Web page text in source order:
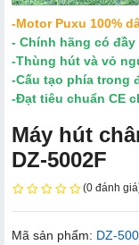
-Motor Puxu 100%
- Chính hãng có đầy
-Thùng hút và vỏ
-Cấu tạo phía trong
-Đạt tiêu chuẩn CE
Máy hút
DZ-5002F
(0 đánh
Mã sản phẩm: DZ-